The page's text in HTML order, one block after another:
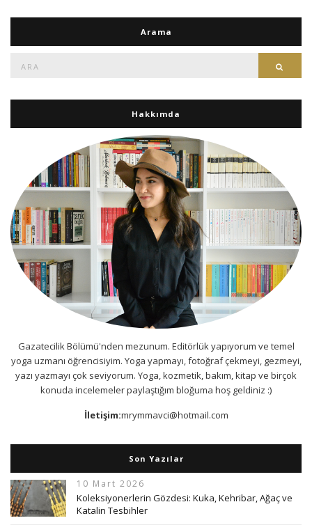
Arama
Hakkımda
Gazatecilik Bölümü'nden mezunum. Editörlük yapıyorum ve temel
yoga uzmanı öğrencisiyim. Yoga yapmayı, fotoğraf çekmeyi, gezmeyi,
yazı yazmayı çok seviyorum. Yoga, kozmetik, bakım, kitap ve birçok
konuda incelemeler paylaştığım bloğuma hoş geldiniz :)
İletişim:mrymmavci@hotmail.com
Son Yazılar
10 Mart 2026
Koleksiyonerlerin Gözdesi: Kuka, Kehribar, Ağaç ve
Katalin Tesbihler